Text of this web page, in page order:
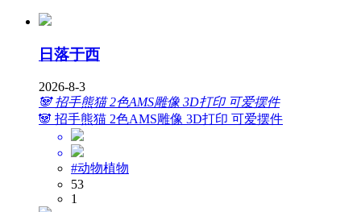
日落于西
2026-8-3
🐼 招手熊猫 2色AMS雕像 3D打印 可爱摆件
🐼 招手熊猫 2色AMS雕像 3D打印 可爱摆件
#动物植物
53
1